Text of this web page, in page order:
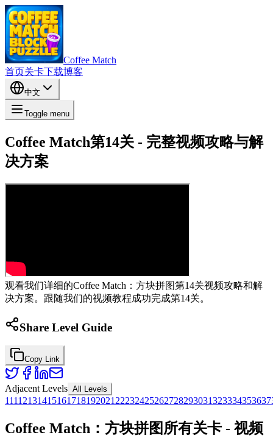
Coffee Match
首页关卡下载博客
中文
Toggle menu
Coffee Match第14关 - 完整视频攻略与解
决方案
观看我们详细的Coffee Match：方块拼图第14关视频攻略和解
决方案。跟随我们的视频教程成功完成第14关。
Share Level Guide
Copy Link
Adjacent Levels All Levels
11112131415161718192021 22232425262728293031323334353637
Coffee Match：方块拼图所有关卡 - 视频